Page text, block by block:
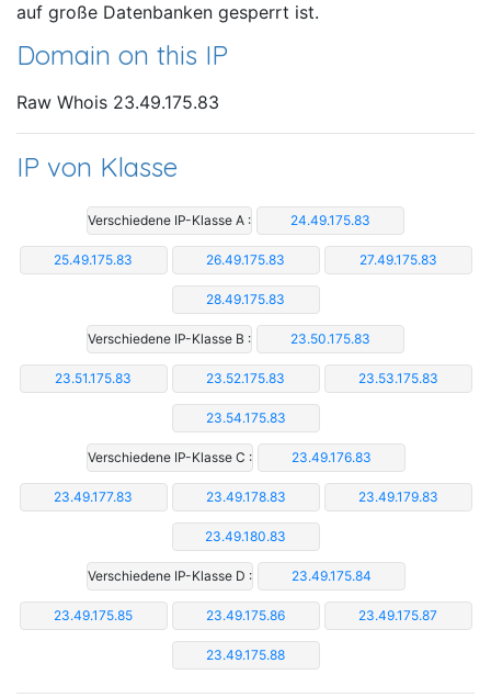
auf große Datenbanken gesperrt ist.
Domain on this IP
Raw Whois 23.49.175.83
IP von Klasse
Verschiedene IP-Klasse A : 24.49.175.83
25.49.175.83 26.49.175.83 27.49.175.83
28.49.175.83
Verschiedene IP-Klasse B : 23.50.175.83
23.51.175.83 23.52.175.83 23.53.175.83
23.54.175.83
Verschiedene IP-Klasse C : 23.49.176.83
23.49.177.83 23.49.178.83 23.49.179.83
23.49.180.83
Verschiedene IP-Klasse D : 23.49.175.84
23.49.175.85 23.49.175.86 23.49.175.87
23.49.175.88